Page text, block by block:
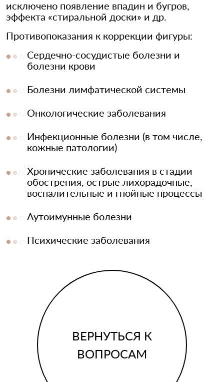
исключено появление впадин и бугров,
эффекта «стиральной доски» и др.
Противопоказания к коррекции фигуры:
Сердечно-сосудистые болезни и
болезни крови
Болезни лимфатической системы
Онкологические заболевания
Инфекционные болезни (в том числе,
кожные патологии)
Хронические заболевания в стадии
обострения, острые лихорадочные,
воспалительные и гнойные процессы
Аутоимунные болезни
Психические заболевания
ВЕРНУТЬСЯ К
ВОПРОСАМ